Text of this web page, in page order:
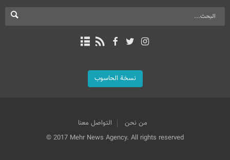
نسخة الحاسوب
من نحن
التواصل معنا
© 2017 Mehr News Agency. All rights reserved